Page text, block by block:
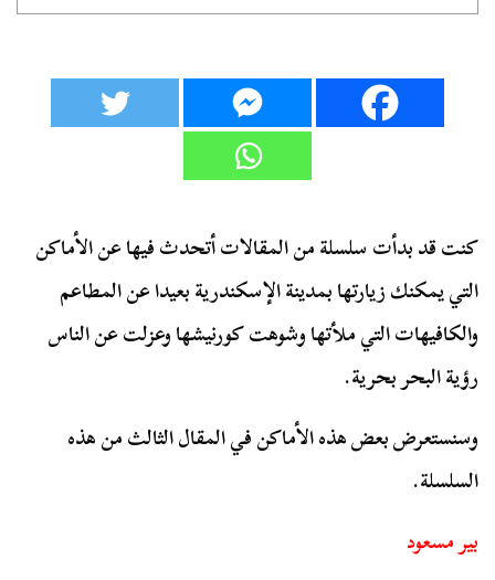
كنت قد بدأت سلسلة من المقالات أتحدث فيها عن الأماكن
التي يمكنك زيارتها بمدينة الإسكندرية بعيدا عن المطاعم
والكافيهات التي ملأتها وشوهت كورنيشها وعزلت عن الناس
رؤية البحر بحرية.
وسنستعرض بعض هذه الأماكن في المقال الثالث من هذه
السلسلة.
بير مسعود